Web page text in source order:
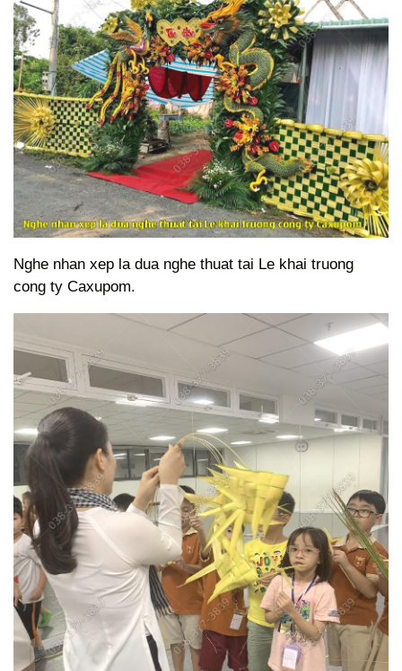
Nghe nhan xep la dua nghe thuat tai Le khai truong
cong ty Caxupom.